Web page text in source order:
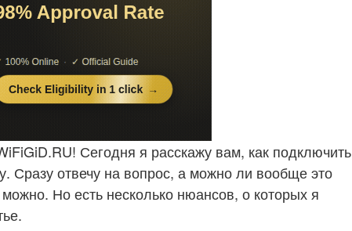
Сегодня я расскажу вам, как подключить
Сразу отвечу на вопрос, а можно ли вообще это
Но есть несколько нюансов, о которых я